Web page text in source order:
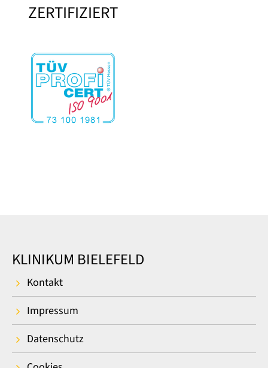
ZERTIFIZIERT
KLINIKUM BIELEFELD
Kontakt
Impressum
Datenschutz